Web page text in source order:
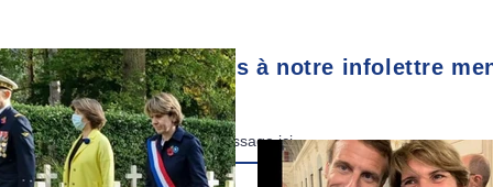
Abonnez-vous à notre infolettre
E-mail